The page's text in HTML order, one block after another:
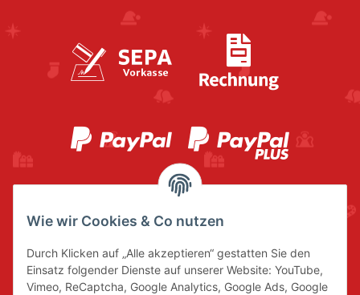
Wie wir Cookies & Co nutzen
Durch Klicken auf „Alle akzeptieren“ gestatten Sie den
Einsatz folgender Dienste auf unserer Website: YouTube,
Vimeo, ReCaptcha, Google Analytics, Google Ads, Google